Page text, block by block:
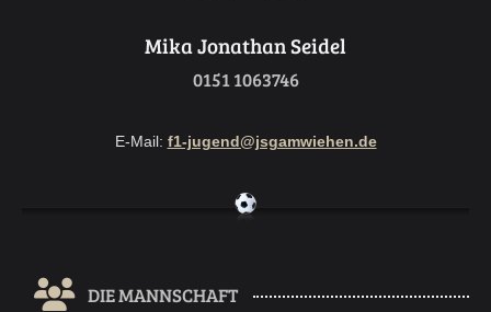
Mika Jonathan Seidel
0151 1063746
E-Mail: f1-jugend@jsgamwiehen.de
DIE MANNSCHAFT